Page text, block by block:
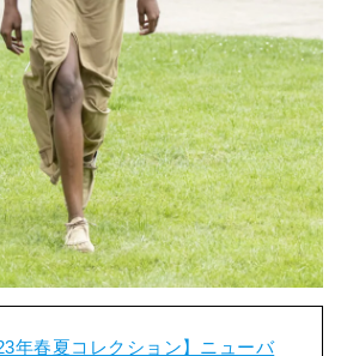
年春夏コレクション】ニューバ